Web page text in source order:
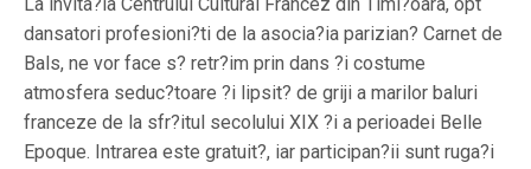
dansatori profesioni?ti de la asocia?ia parizian? Carnet de
Bals, ne vor face s? retr?im prin dans ?i costume
atmosfera seduc?toare ?i lipsit? de griji a marilor baluri
franceze de la sfr?itul secolului XIX ?i a perioadei Belle
Epoque. Intrarea este gratuit?, iar participan?ii sunt ruga?i